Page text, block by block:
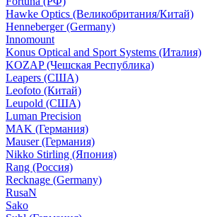
Hawke Optics (Великобритания/Китай)
Henneberger (Germany)
Innomount
Konus Optical and Sport Systems (Италия)
KOZAP (Чешская Республика)
Leapers (США)
Leofoto (Китай)
Leupold (США)
Luman Precision
MAK (Германия)
Mauser (Германия)
Nikko Stirling (Япония)
Rang (Россия)
Recknage (Germany)
RusaN
Sako